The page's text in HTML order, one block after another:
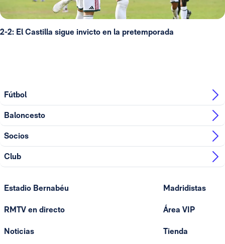
2-2: El Castilla sigue invicto en la pretemporada
Fútbol
Baloncesto
Socios
Club
Estadio Bernabéu
RMTV en directo
Noticias
Madridistas
Área VIP
Tienda